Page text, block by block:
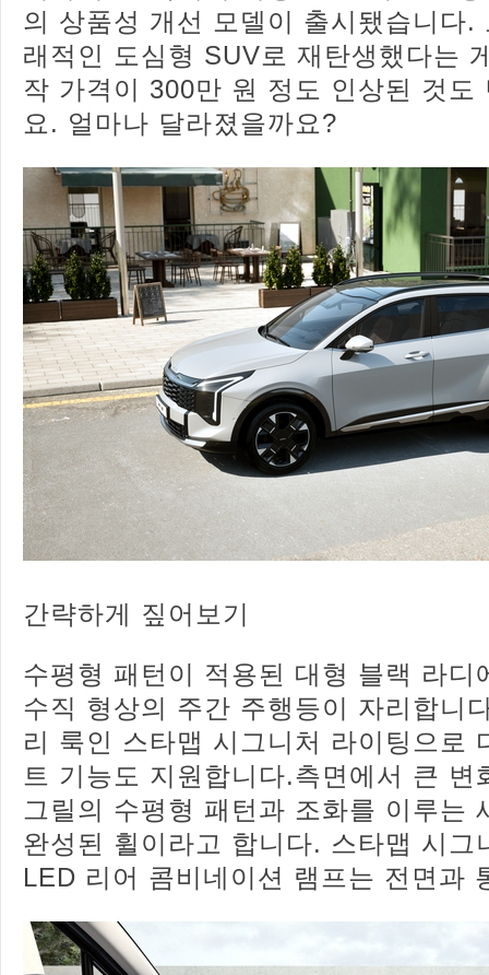
의 상품성 개선 모델이 출시됐습니다.
래적인 도심형 SUV로 재탄생했다는
작 가격이 300만 원 정도 인상된 것도
요. 얼마나 달라졌을까요?
간략하게 짚어보기
수평형 패턴이 적용된 대형 블랙 라디
수직 형상의 주간 주행등이 자리합니
리 룩인 스타맵 시그니처 라이팅으로
트 기능도 지원합니다.측면에서 큰 변
그릴의 수평형 패턴과 조화를 이루는
완성된 휠이라고 합니다. 스타맵 시그
LED 리어 콤비네이션 램프는 전면과